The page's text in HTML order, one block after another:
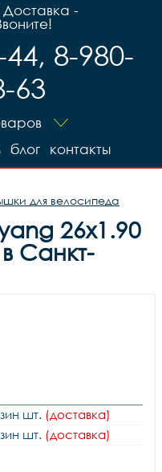
-
8-980-
63
контакты
блог
для велосипеда
26x1.90
Санкт-
шт. (доставка)
шт. (доставка)